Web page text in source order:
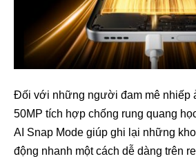
Đối với những người đam mê nhiếp
50MP tích hợp chống rung quang
AI Snap Mode giúp ghi lại những
động nhanh một cách dễ dàng trên